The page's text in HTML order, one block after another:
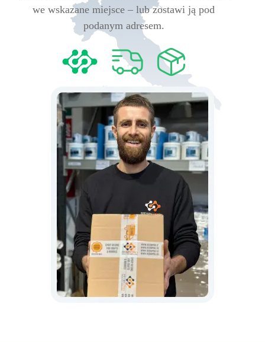
we wskazane miejsce – lub zostawi ją pod
podanym adresem.